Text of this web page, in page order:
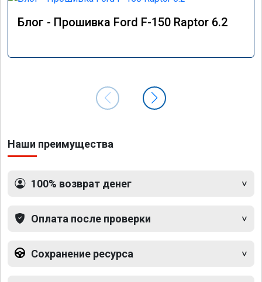
Блог - Прошивка Ford F-150 Raptor 6.2
Наши преимущества
100% возврат денег
Оплата после проверки
Сохранение ресурса